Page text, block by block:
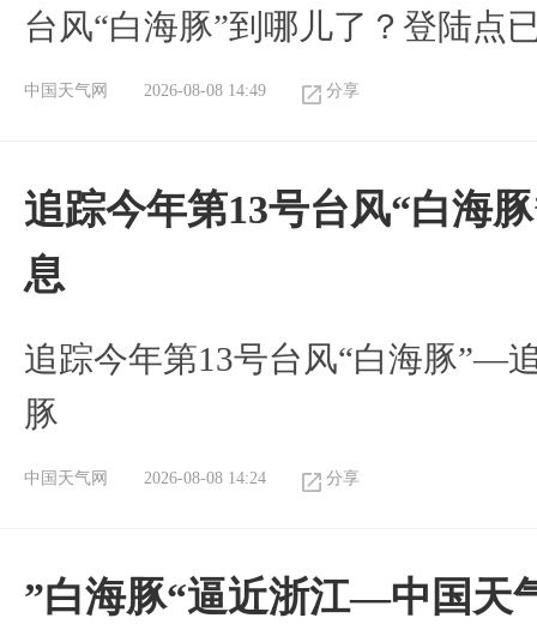
台风“白海豚”到哪儿了？登陆点
中国天气网 2026-08-08 14:49 分享
追踪今年第13号台风“白海
息
追踪今年第13号台风“白海豚”—
豚
中国天气网 2026-08-08 14:24 分享
”白海豚“逼近浙江—中国天